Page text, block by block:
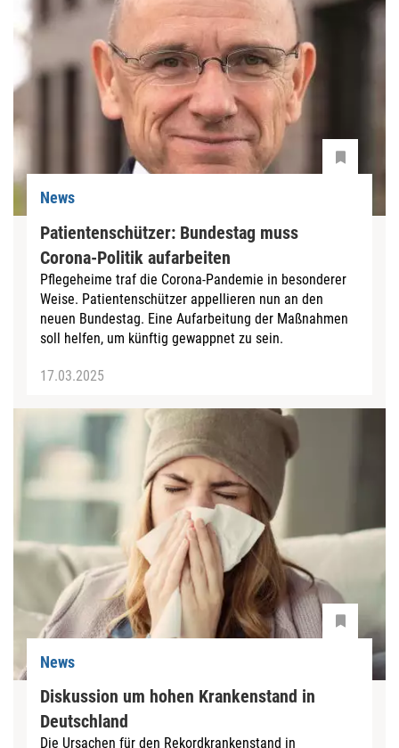
News
Patientenschützer: Bundestag muss
Corona-Politik aufarbeiten
Pflegeheime traf die Corona-Pandemie in besonderer
Weise. Patientenschützer appellieren nun an den
neuen Bundestag. Eine Aufarbeitung der Maßnahmen
soll helfen, um künftig gewappnet zu sein.
17.03.2025
News
Diskussion um hohen Krankenstand in
Deutschland
Die Ursachen für den Rekordkrankenstand in